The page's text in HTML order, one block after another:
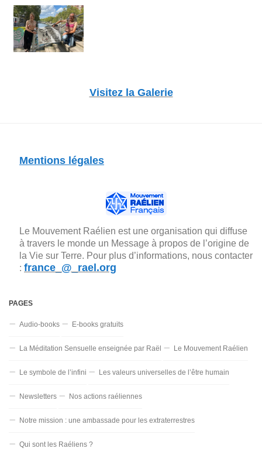
Visitez la Galerie
Mentions légales
Le Mouvement Raélien est une organisation qui diffuse
à travers le monde un Message à propos de l’origine de
la Vie sur Terre. Pour plus d’informations, nous contacter
: france_@_rael.org
PAGES
Audio-books E-books gratuits
La Méditation Sensuelle enseignée par Raël Le Mouvement Raélien
Le symbole de l’infini Les valeurs universelles de l’être humain
Newsletters Nos actions raéliennes
Notre mission : une ambassade pour les extraterrestres
Qui sont les Raéliens ?